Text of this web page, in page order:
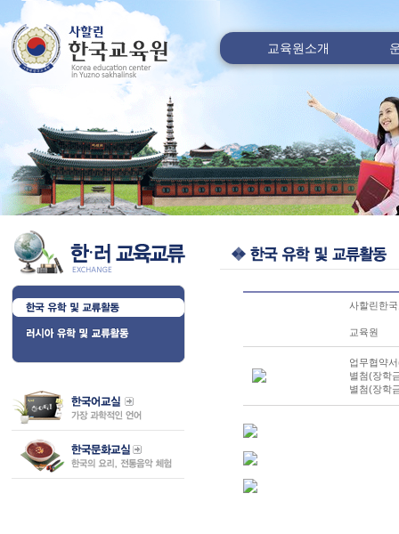
교육원소개
사할린한
교육원
업무협약
별첨(장학
별첨(장학